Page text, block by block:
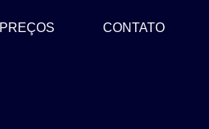
PREÇOS CONTATO